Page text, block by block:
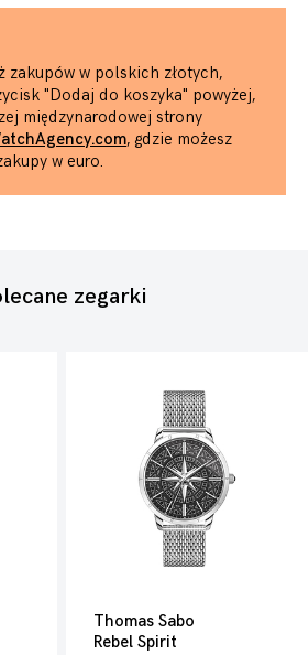
zakupów w polskich złotych,
"Dodaj do koszyka" powyżej,
międzynarodowej strony
, gdzie możesz
w euro.
zegarki
Thomas Sabo
Rebel Spirit